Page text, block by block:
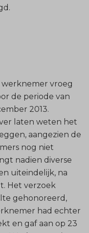
werknemer vroeg
de periode van
2013.
laten weten het
aangezien de
nog niet
nadien diverse
uiteindelijk, na
Het verzoek
gehonoreerd,
had echter
en gaf aan op 23